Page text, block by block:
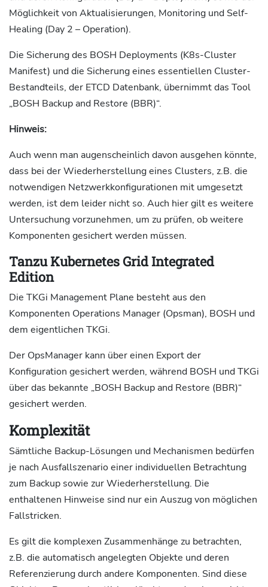
Möglichkeit von Aktualisierungen, Monitoring und Self-
Healing (Day 2 – Operation).
Die Sicherung des BOSH Deployments (K8s-Cluster
Manifest) und die Sicherung eines essentiellen Cluster-
Bestandteils, der ETCD Datenbank, übernimmt das Tool
„BOSH Backup and Restore (BBR)“.
Hinweis:
Auch wenn man augenscheinlich davon ausgehen könnte,
dass bei der Wiederherstellung eines Clusters, z.B. die
notwendigen Netzwerkkonfigurationen mit umgesetzt
werden, ist dem leider nicht so. Auch hier gilt es weitere
Untersuchung vorzunehmen, um zu prüfen, ob weitere
Komponenten gesichert werden müssen.
Tanzu Kubernetes Grid Integrated
Edition
Die TKGi Management Plane besteht aus den
Komponenten Operations Manager (Opsman), BOSH und
dem eigentlichen TKGi.
Der OpsManager kann über einen Export der
Konfiguration gesichert werden, während BOSH und TKGi
über das bekannte „BOSH Backup and Restore (BBR)“
gesichert werden.
Komplexität
Sämtliche Backup-Lösungen und Mechanismen bedürfen
je nach Ausfallszenario einer individuellen Betrachtung
zum Backup sowie zur Wiederherstellung. Die
enthaltenen Hinweise sind nur ein Auszug von möglichen
Fallstricken.
Es gilt die komplexen Zusammenhänge zu betrachten,
z.B. die automatisch angelegten Objekte und deren
Referenzierung durch andere Komponenten. Sind diese